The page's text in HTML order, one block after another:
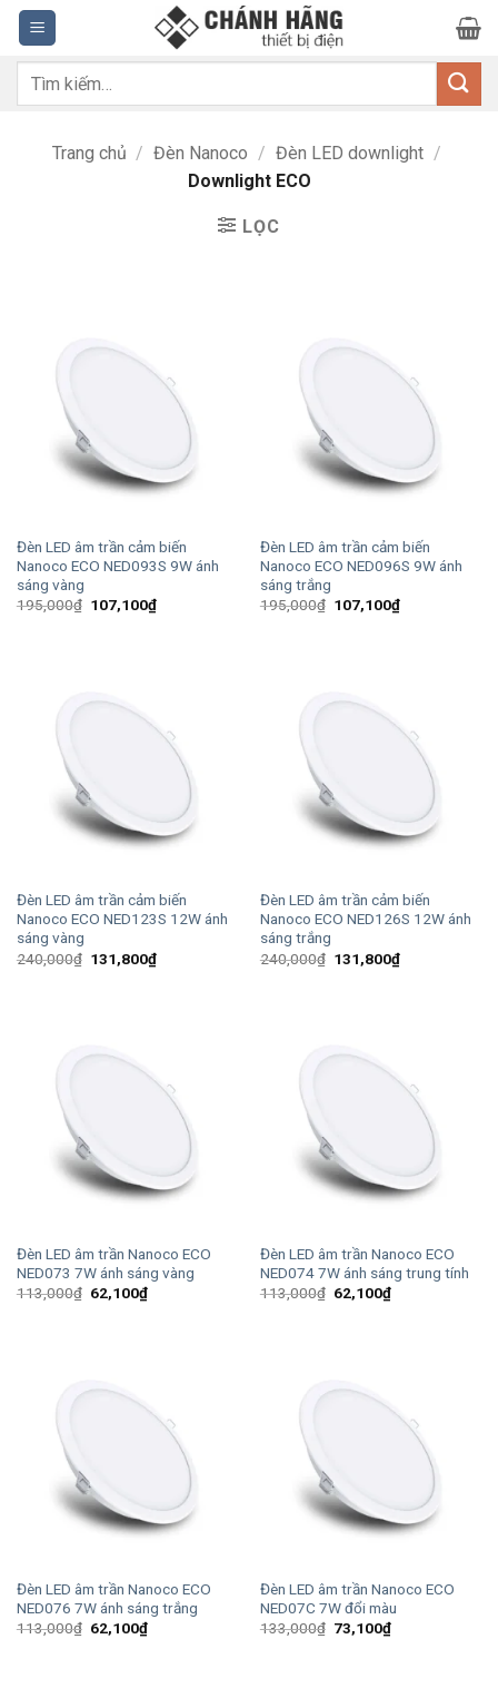
Bỏ
qua
nội
dung
Tìm
Trang chủ / Đèn Nanoco / Đèn LED downlight /
Downlight ECO
LỌC
Đèn LED âm trần cảm biến
Nanoco ECO NED093S 9W ánh
sáng vàng
195,000₫ Giá
107,100₫Giá
hiện
Đèn LED âm trần cảm biến
Nanoco ECO NED096S 9W ánh
sáng trắng
195,000₫ Giá
107,100₫Giá
hiện
Đèn LED âm trần cảm biến
Nanoco ECO NED123S 12W ánh
sáng vàng
240,000₫ Giá
131,800₫Giá
hiện
Đèn LED âm trần cảm biến
Nanoco ECO NED126S 12W ánh
sáng trắng
240,000₫ Giá
131,800₫Giá
hiện
Đèn LED âm trần Nanoco ECO
NED073 7W ánh sáng vàng
113,000₫ Giá
gốc
62,100₫Giá
hiện
Đèn LED âm trần Nanoco ECO
NED074 7W ánh sáng trung tính
113,000₫ Giá
gốc
62,100₫Giá
hiện
Đèn LED âm trần Nanoco ECO
NED076 7W ánh sáng trắng
113,000₫ Giá
gốc
62,100₫Giá
hiện
Đèn LED âm trần Nanoco ECO
NED07C 7W đổi màu
133,000₫ Giá
gốc
73,100₫Giá
hiện